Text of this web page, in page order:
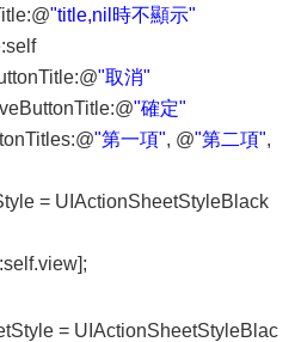
"title,nil時不顯示"
"取消"
"確定"
"第一項", @"第二項",
= UIActionSheetStyleBlack
= UIActionSheetStyleBlac